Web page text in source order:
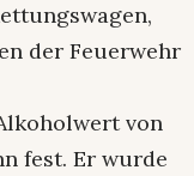
der Feuerwehr
von
fest. Er wurde